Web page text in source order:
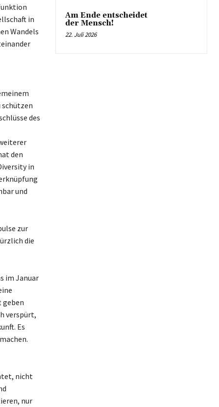
in
Wandels
des
den
in
und
zur
die
im Januar
geben
verspürt,
Es
nicht
nur
Am Ende entscheidet
der Mensch!
22. Juli 2026